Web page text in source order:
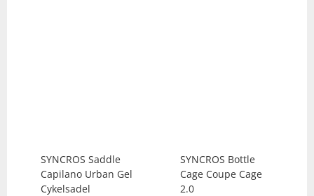
SYNCROS Saddle
Capilano Urban Gel
Cykelsadel
SYNCROS Bottle
Cage Coupe Cage
2.0